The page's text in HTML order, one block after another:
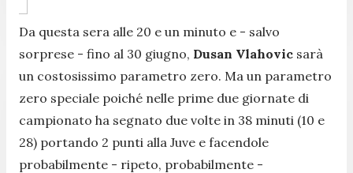
Da questa sera alle 20 e un minuto e - salvo
sorprese - fino al 30 giugno, Dusan Vlahovic sarà
un costosissimo parametro zero. Ma un parametro
zero speciale poiché nelle prime due giornate di
campionato ha segnato due volte in 38 minuti (10 e
28) portando 2 punti alla Juve e facendole
probabilmente - ripeto, probabilmente -